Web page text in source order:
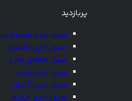
پربازدید
سرور ابری لینوکس
سرور ابری ویندوز
سرور مجازی خارج
سرور ابری ایران
سرور ابری آلمان
سرور ابری ترکیه